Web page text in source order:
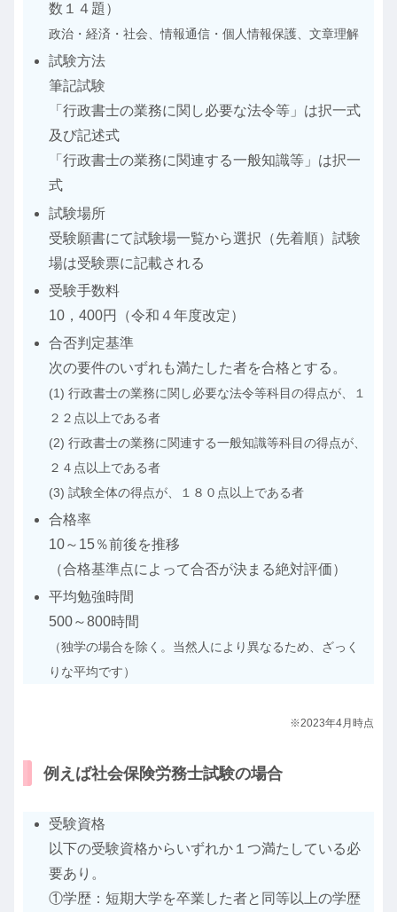
数１４題）
政治・経済・社会、情報通信・個人情報保護、文章理解
試験方法
筆記試験
「行政書士の業務に関し必要な法令等」は択一式
及び記述式
「行政書士の業務に関連する一般知識等」は択一
式
試験場所
受験願書にて試験場一覧から選択（先着順）試験
場は受験票に記載される
受験手数料
10，400円（令和４年度改定）
合否判定基準
次の要件のいずれも満たした者を合格とする。
(1) 行政書士の業務に関し必要な法令等科目の得点が、１
２２点以上である者
(2) 行政書士の業務に関連する一般知識等科目の得点が、
２４点以上である者
(3) 試験全体の得点が、１８０点以上である者
合格率
10～15％前後を推移
（合格基準点によって合否が決まる絶対評価）
平均勉強時間
500～800時間
（独学の場合を除く。当然人により異なるため、ざっく
りな平均です）
※2023年4月時点
例えば社会保険労務士試験の場合
受験資格
以下の受験資格からいずれか１つ満たしている必
要あり。
①学歴：短期大学を卒業した者と同等以上の学歴